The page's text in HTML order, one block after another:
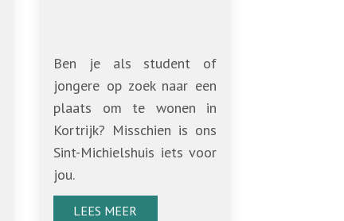
Ben je als student of
jongere op zoek naar een
plaats om te wonen in
Kortrijk? Misschien is ons
Sint-Michielshuis iets voor
jou.
LEES MEER